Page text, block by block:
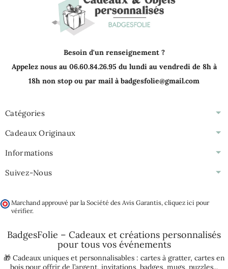
Besoin d'un renseignement ?
Appelez nous au 06.60.84.26.95 du lundi au vendredi de 8h à
18h non stop ou par mail à badgesfolie@gmail.com
Catégories
Cadeaux Originaux
Informations
Suivez-Nous
Marchand approuvé par la Société des Avis Garantis, cliquez ici pour
vérifier.
BadgesFolie – Cadeaux et créations personnalisés
pour tous vos événements
🎁 Cadeaux uniques et personnalisables : cartes à gratter, cartes en
bois pour offrir de l’argent, invitations, badges, mugs, puzzles...